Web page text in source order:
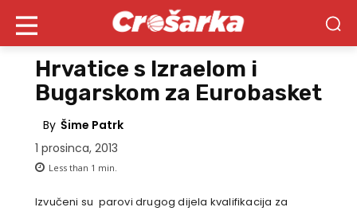
Hrvatice s Izraelom i
Bugarskom za Eurobasket
By Šime Patrk
1 prosinca, 2013
Less than 1 min.
Izvučeni su parovi drugog dijela kvalifikacija za